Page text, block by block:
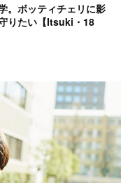
。ボッティチェリに影
りたい【Itsuki・18